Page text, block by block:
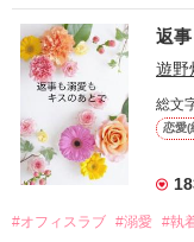
『責任をとる、結婚
戸惑う美桜とは裏腹
甘やかしてくる。
そんなある日、哲平
遭っていることを知
美桜を守るため、哲
夏木美桜(なつきみお)
おかしな噂を流され
桜は、海外で傷心旅
い、酒の勢いもあり
帰国後、美桜は新し
なんと彼の正体は、
れて起業した新進気
――御影恭司その人
なぜか恭司から飼い
返
遊野
総文
恋愛(
#オフィスラブ #溺愛 #執